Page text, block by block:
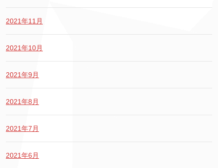
2021年11月
2021年10月
2021年9月
2021年8月
2021年7月
2021年6月